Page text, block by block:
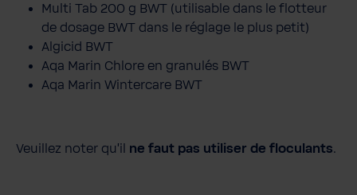
Multi Tab 200 g BWT (utilisable dans le flotteur
de dosage BWT dans le réglage le plus petit)
Algicid BWT
Aqa Marin Chlore en granulés BWT
Aqa Marin Wintercare BWT
Veuillez noter qu'il ne faut pas utiliser de floculants.